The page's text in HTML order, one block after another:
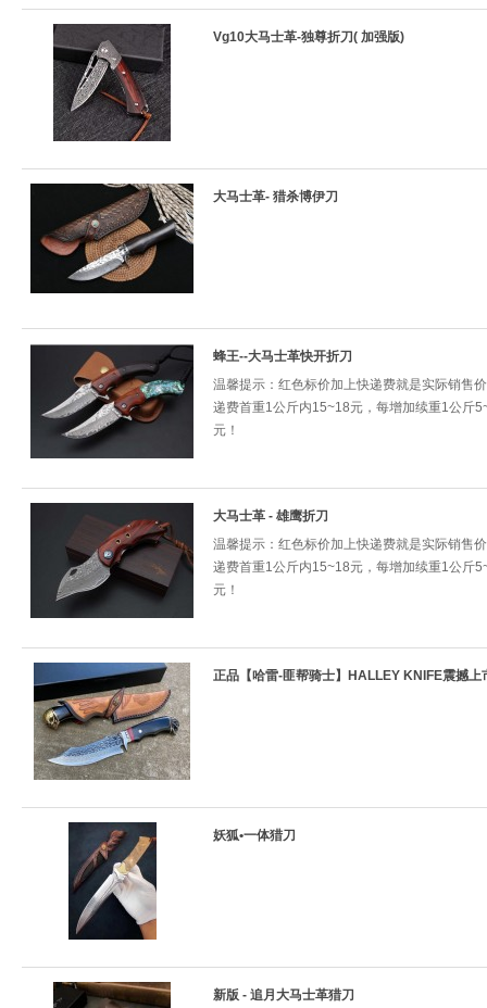
Vg10大马士革-独尊折刀( 加强版)
大马士革- 猎杀博伊刀
蜂王--大马士革快开折刀
温馨提示：红色标价加上快递费就是实际销售
递费首重1公斤内15~18元，每增加续重1公斤
元！
大马士革 - 雄鹰折刀
温馨提示：红色标价加上快递费就是实际销售
递费首重1公斤内15~18元，每增加续重1公斤
元！
正品【哈雷-匪帮骑士】HALLEY KNIFE震撼上
妖狐•一体猎刀
新版 - 追月大马士革猎刀